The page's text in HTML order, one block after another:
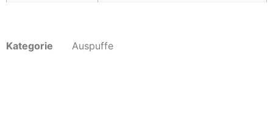
Kategorie Auspuffe